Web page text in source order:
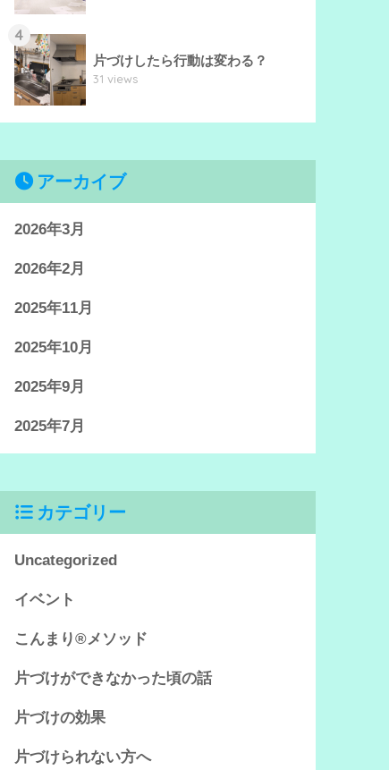
4
片づけしたら行動は変わる？
31 views
アーカイブ
2026年3月
2026年2月
2025年11月
2025年10月
2025年9月
2025年7月
カテゴリー
Uncategorized
イベント
こんまり®メソッド
片づけができなかった頃の話
片づけの効果
片づけられない方へ